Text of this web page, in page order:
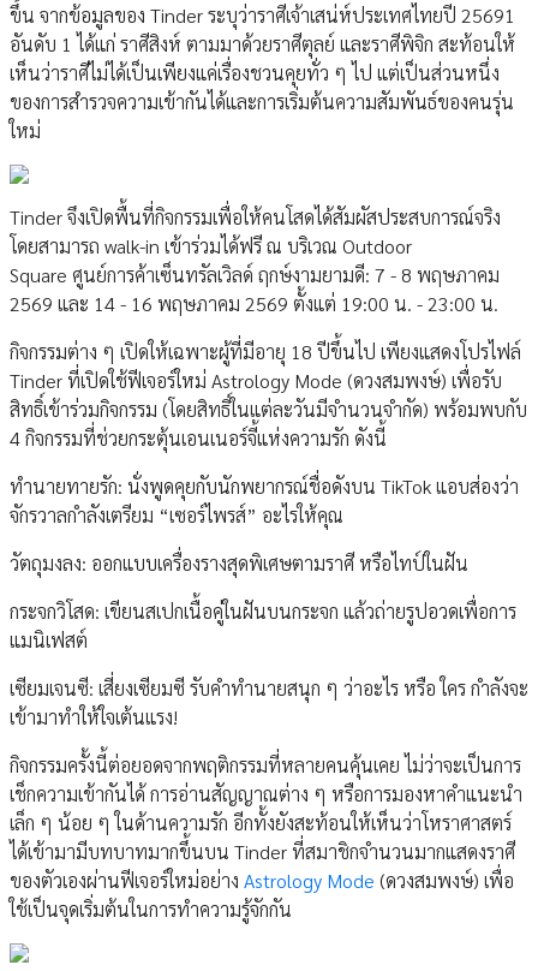
ขึ้น จากข้อมูลของ Tinder ระบุว่าราศีเจ้าเสน่ห์ประเทศไทยปี 25691
อันดับ 1 ได้แก่ ราศีสิงห์ ตามมาด้วยราศีตุลย์ และราศีพิจิก สะท้อนให้
เห็นว่าราศีไม่ได้เป็นเพียงแค่เรื่องชวนคุยทั่ว ๆ ไป แต่เป็นส่วนหนึ่ง
ของการสำรวจความเข้ากันได้และการเริ่มต้นความสัมพันธ์ของคนรุ่น
ใหม่
Tinder จึงเปิดพื้นที่กิจกรรมเพื่อให้คนโสดได้สัมผัสประสบการณ์จริง
โดยสามารถ walk-in เข้าร่วมได้ฟรี ณ บริเวณ Outdoor
Square ศูนย์การค้าเซ็นทรัลเวิลด์ ฤกษ์งามยามดี: 7 - 8 พฤษภาคม
2569 และ 14 - 16 พฤษภาคม 2569 ตั้งแต่ 19:00 น. - 23:00 น.
กิจกรรมต่าง ๆ เปิดให้เฉพาะผู้ที่มีอายุ 18 ปีขึ้นไป เพียงแสดงโปรไฟล์
Tinder ที่เปิดใช้ฟีเจอร์ใหม่ Astrology Mode (ดวงสมพงษ์) เพื่อรับ
สิทธิ์เข้าร่วมกิจกรรม (โดยสิทธิ์ในแต่ละวันมีจำนวนจำกัด) พร้อมพบกับ
4 กิจกรรมที่ช่วยกระตุ้นเอนเนอร์จี้แห่งความรัก ดังนี้
ทำนายทายรัก: นั่งพูดคุยกับนักพยากรณ์ชื่อดังบน TikTok แอบส่องว่า
จักรวาลกำลังเตรียม “เซอร์ไพรส์” อะไรให้คุณ
วัตถุมงลง: ออกแบบเครื่องรางสุดพิเศษตามราศี หรือไทป์ในฝัน
กระจกวิโสด: เขียนสเปกเนื้อคู่ในฝันบนกระจก แล้วถ่ายรูปอวดเพื่อการ
แมนิเฟสต์
เซียมเจนซี: เสี่ยงเซียมซี รับคำทำนายสนุก ๆ ว่าอะไร หรือ ใคร กำลังจะ
เข้ามาทำให้ใจเต้นแรง!
กิจกรรมครั้งนี้ต่อยอดจากพฤติกรรมที่หลายคนคุ้นเคย ไม่ว่าจะเป็นการ
เช็กความเข้ากันได้ การอ่านสัญญาณต่าง ๆ หรือการมองหาคำแนะนำ
เล็ก ๆ น้อย ๆ ในด้านความรัก อีกทั้งยังสะท้อนให้เห็นว่าโหราศาสตร์
ได้เข้ามามีบทบาทมากขึ้นบน Tinder ที่สมาชิกจำนวนมากแสดงราศี
ของตัวเองผ่านฟีเจอร์ใหม่อย่าง Astrology Mode (ดวงสมพงษ์) เพื่อ
ใช้เป็นจุดเริ่มต้นในการทำความรู้จักกัน